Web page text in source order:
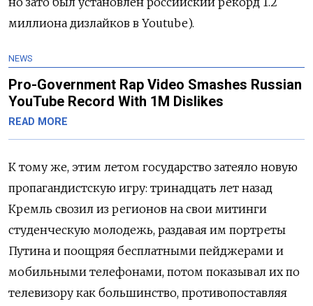
миллиона дизлайков в Youtube).
NEWS
Pro-Government Rap Video Smashes Russian
YouTube Record With 1M Dislikes
READ MORE
К тому же, этим летом государство затеяло новую
пропагандистскую игру: тринадцать лет назад
Кремль свозил из регионов на свои митинги
студенческую молодежь, раздавая им портреты
Путина и поощряя бесплатными пейджерами и
мобильными телефонами, потом показывал их по
телевизору как большинство, противопоставляя